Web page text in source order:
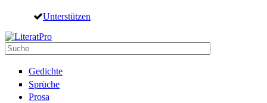
Direkt zum Inhalt
Unterstützen
Suche
Gedichte
Sprüche
Prosa